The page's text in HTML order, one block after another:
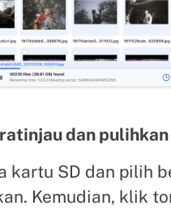
dan
kartu SD dan pilih
Kemudian, klik